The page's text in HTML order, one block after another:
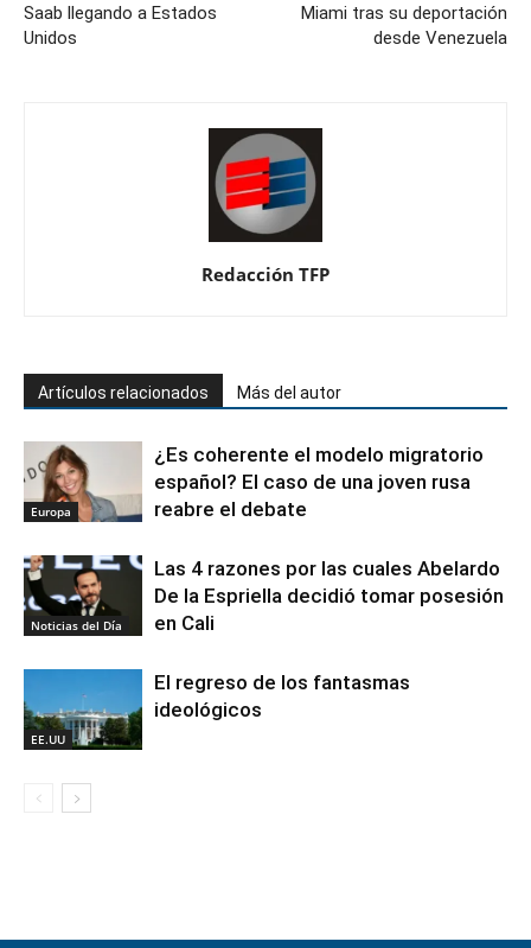
Saab llegando a Estados
Unidos
Miami tras su deportación
desde Venezuela
Redacción TFP
Artículos relacionados Más del autor
Europa
¿Es coherente el modelo migratorio
español? El caso de una joven rusa
reabre el debate
Noticias del Día
Las 4 razones por las cuales Abelardo
De la Espriella decidió tomar posesión
en Cali
EE.UU
El regreso de los fantasmas
ideológicos